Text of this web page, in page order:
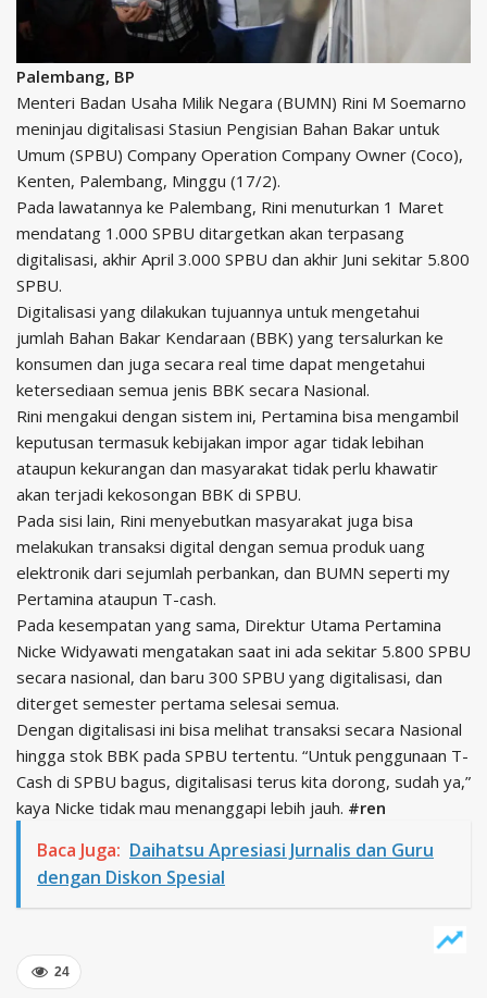
Palembang, BP
Menteri Badan Usaha Milik Negara (BUMN) Rini M Soemarno
meninjau digitalisasi Stasiun Pengisian Bahan Bakar untuk
Umum (SPBU) Company Operation Company Owner (Coco),
Kenten, Palembang, Minggu (17/2).
Pada lawatannya ke Palembang, Rini menuturkan 1 Maret
mendatang 1.000 SPBU ditargetkan akan terpasang
digitalisasi, akhir April 3.000 SPBU dan akhir Juni sekitar 5.800
SPBU.
Digitalisasi yang dilakukan tujuannya untuk mengetahui
jumlah Bahan Bakar Kendaraan (BBK) yang tersalurkan ke
konsumen dan juga secara real time dapat mengetahui
ketersediaan semua jenis BBK secara Nasional.
Rini mengakui dengan sistem ini, Pertamina bisa mengambil
keputusan termasuk kebijakan impor agar tidak lebihan
ataupun kekurangan dan masyarakat tidak perlu khawatir
akan terjadi kekosongan BBK di SPBU.
Pada sisi lain, Rini menyebutkan masyarakat juga bisa
melakukan transaksi digital dengan semua produk uang
elektronik dari sejumlah perbankan, dan BUMN seperti my
Pertamina ataupun T-cash.
Pada kesempatan yang sama, Direktur Utama Pertamina
Nicke Widyawati mengatakan saat ini ada sekitar 5.800 SPBU
secara nasional, dan baru 300 SPBU yang digitalisasi, dan
diterget semester pertama selesai semua.
Dengan digitalisasi ini bisa melihat transaksi secara Nasional
hingga stok BBK pada SPBU tertentu. “Untuk penggunaan T-
Cash di SPBU bagus, digitalisasi terus kita dorong, sudah ya,”
kaya Nicke tidak mau menanggapi lebih jauh. #ren
Baca Juga: Daihatsu Apresiasi Jurnalis dan Guru
dengan Diskon Spesial
24